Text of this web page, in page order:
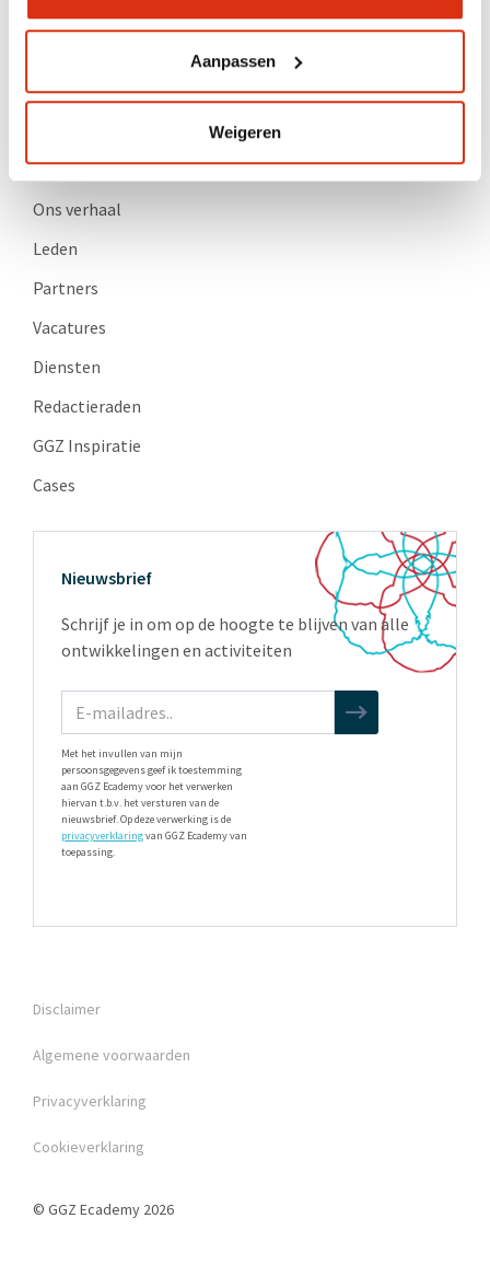
Aanpassen
Weigeren
Nieuws
Inlog Portaal (CLP)
Over GGZ Ecademy
Ons verhaal
Leden
Partners
Vacatures
Diensten
Redactieraden
GGZ Inspiratie
Cases
Nieuwsbrief
Schrijf je in om op de hoogte te blijven van alle
ontwikkelingen en activiteiten
Met het invullen van mijn
persoonsgegevens geef ik toestemming
aan GGZ Ecademy voor het verwerken
hiervan t.b.v. het versturen van de
nieuwsbrief. Op deze verwerking is de
privacyverklaringvan GGZ Ecademy van
toepassing.
Disclaimer
Algemene voorwaarden
Privacyverklaring
Cookieverklaring
© GGZ Ecademy 2026